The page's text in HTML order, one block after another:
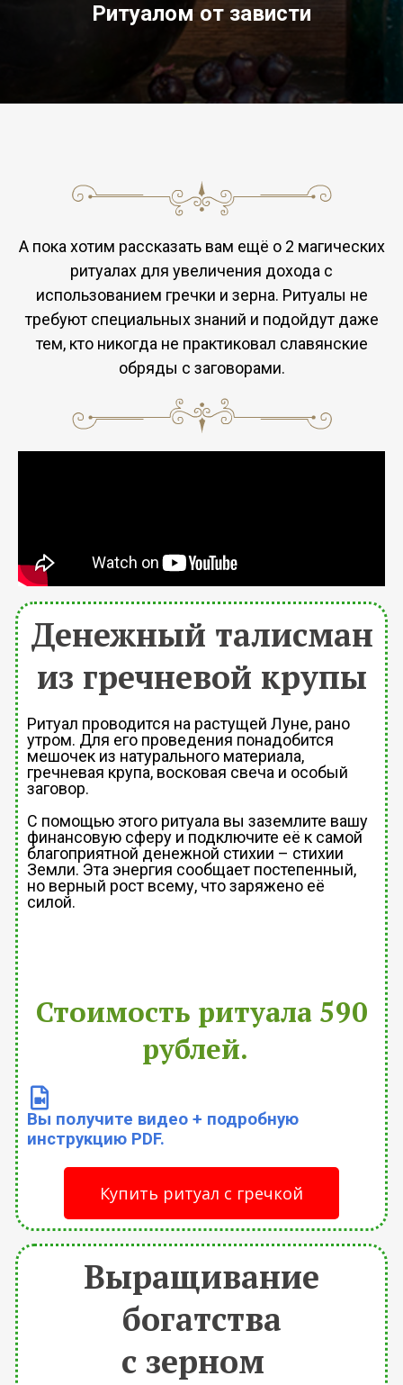
Ритуалом от зависти
А пока хотим рассказать вам ещё о 2 магических
ритуалах для увеличения дохода с
использованием гречки и зерна. Ритуалы не
требуют специальных знаний и подойдут даже
тем, кто никогда не практиковал славянские
обряды с заговорами.
Денежный талисман
из гречневой крупы
Ритуал проводится на растущей Луне, рано
утром. Для его проведения понадобится
мешочек из натурального материала,
гречневая крупа, восковая свеча и особый
заговор.
С помощью этого ритуала вы заземлите вашу
финансовую сферу и подключите её к самой
благоприятной денежной стихии – стихии
Земли. Эта энергия сообщает постепенный,
но верный рост всему, что заряжено её
силой.
Стоимость ритуала 590
рублей.
Вы получите видео + подробную
инструкцию PDF.
Купить ритуал с гречкой
Выращивание
богатства
с зерном